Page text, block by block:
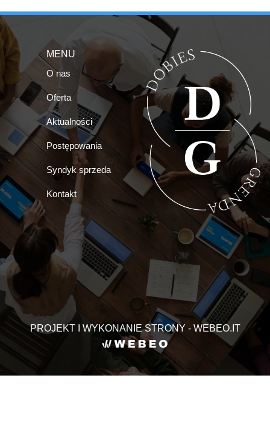
MENU
O nas
Oferta
Aktualności
Postępowania
Syndyk sprzeda
Kontakt
PROJEKT I WYKONANIE STRONY - WEBEO.IT